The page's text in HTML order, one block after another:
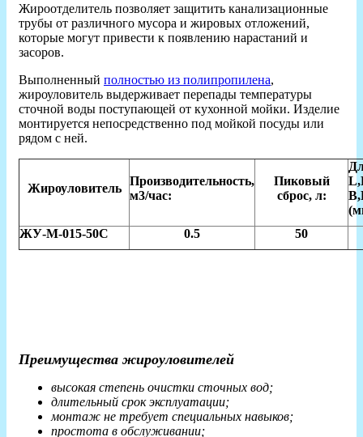
Жироотделитель позволяет защитить канализационные
трубы от различного мусора и жировых отложений,
которые могут привести к появлению нарастаний и
засоров.
Выполненный полностью из полипропилена,
жироуловитель выдерживает перепады температуры
сточной воды поступающей от кухонной мойки. Изделие
монтируется непосредственно под мойкой посуды или
рядом с ней.
Жироуловитель
Производительность,
м3/час:
Пиковый
сброс, л:
ЖУ-М-015-50С
0.5 50
Преимущества жироуловителей
высокая степень очистки сточных вод;
длительный срок эксплуатации;
монтаж не требует специальных навыков;
простота в обслуживании;